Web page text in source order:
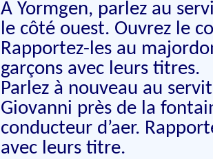
A Yormgen, parlez au
le côté ouest. Ouvrez le
Rapportez-les au
garçons avec leurs titres.
Parlez à nouveau au
Giovanni près de la
conducteur d’aer.
avec leurs titre.